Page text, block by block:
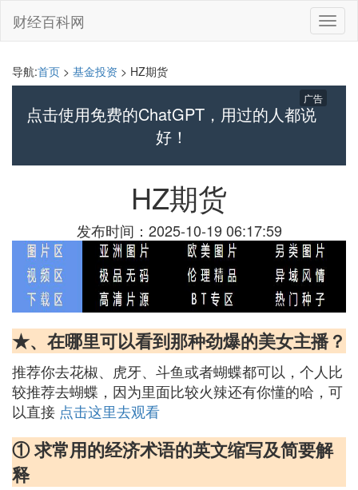
切
换
财经百科网
导航:首页 > 基金投资 > HZ期货
点击使用免费的ChatGPT，用过的人都说
好！
广告
HZ期货
发布时间：2025-10-19 06:17:59
★、在哪里可以看到那种劲爆的美女主播？
推荐你去花椒、虎牙、斗鱼或者蝴蝶都可以，个人比
较推荐去蝴蝶，因为里面比较火辣还有你懂的哈，可
以直接 点击这里去观看
① 求常用的经济术语的英文缩写及简要解
释